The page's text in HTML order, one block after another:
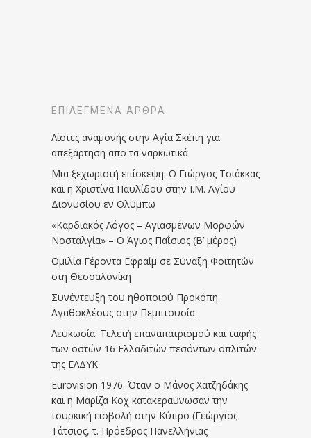
ΕΠΙΛΕΓΜΈΝΑ ΆΡΘΡΑ
Λίστες αναμονής στην Αγία Σκέπη για
απεξάρτηση απο τα ναρκωτικά
Μια ξεχωριστή επίσκεψη: Ο Γιώργος Τσιάκκας
και η Χριστίνα Παυλίδου στην Ι.Μ. Αγίου
Διονυσίου εν Ολύμπω
«Καρδιακός Λόγος – Αγιασμένων Μορφών
Νοσταλγία» – Ο Άγιος Παΐσιος (Β’ μέρος)
Ομιλία Γέροντα Εφραίμ σε Σύναξη Φοιτητών
στη Θεσσαλονίκη
Συνέντευξη του ηθοποιού Προκόπη
Αγαθοκλέους στην Πεμπτουσία
Λευκωσία: Τελετή επαναπατρισμού και ταφής
των οστών 16 Ελλαδιτών πεσόντων οπλιτών
της ΕΛΔΥΚ
Eurovision 1976. Όταν ο Μάνος Χατζηδάκης
και η Μαρίζα Κοχ κατακεραύνωσαν την
τουρκική εισβολή στην Κύπρο (Γεώργιος
Τάτσιος, τ. Πρόεδρος Πανελλήνιας